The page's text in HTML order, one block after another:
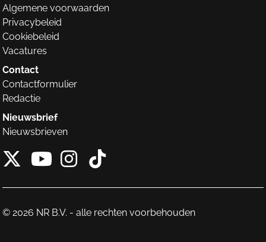
Algemene voorwaarden
Privacybeleid
Cookiebeleid
Vacatures
Contact
Contactformulier
Redactie
Nieuwsbrief
Nieuwsbrieven
X van NieuwRechts
Instagram van
Tiktok van
© 2026 NR B.V. - alle rechten voorbehouden